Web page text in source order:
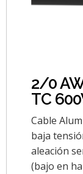
2/0
TC
Cable
baja
aleación
(bajo en